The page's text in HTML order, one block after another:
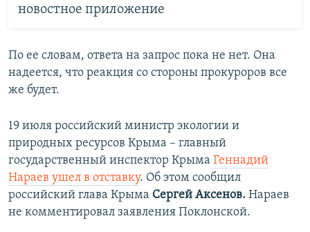
новостное приложение
По ее словам, ответа на запрос пока не нет. Она
надеется, что реакция со стороны прокуроров все
же будет.
19 июля российский министр экологии и
природных ресурсов Крыма – главный
государственный инспектор Крыма Геннадий
Нараев ушел в отставку. Об этом сообщил
российский глава Крыма Сергей Аксенов. Нараев
не комментировал заявления Поклонской.